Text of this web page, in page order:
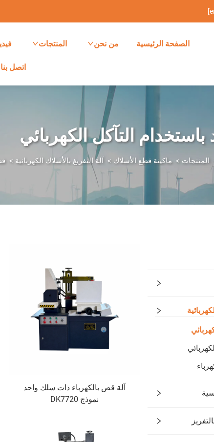
الصفحة الرئيسية من نحن المنتجات
اتصل بنا
التآكل الكهربائي
المنتجات > ماكينة قطع الأسلاك > آلة التفريغ بالأسلاك الكهربائية >
آلة قص بالكهرباء ذات سلك واحد
نموذج DK7720